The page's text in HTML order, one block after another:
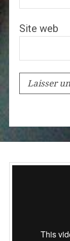
Site web